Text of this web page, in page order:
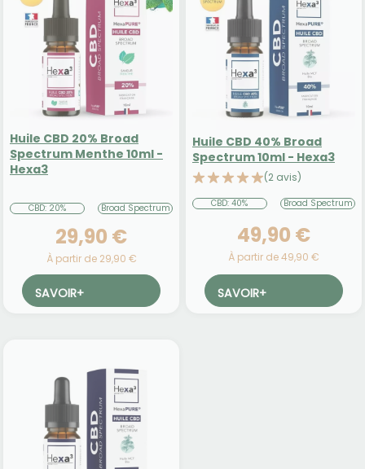
Huile CBD 20% Broad
Spectrum Menthe 10ml -
Hexa3
CBD: 20% Broad Spectrum
29,90 €
À partir de 29,90 €
SAVOIR+
Huile CBD 40% Broad
Spectrum 10ml - Hexa3
(2 avis)
CBD: 40% Broad Spectrum
49,90 €
À partir de 49,90 €
SAVOIR+